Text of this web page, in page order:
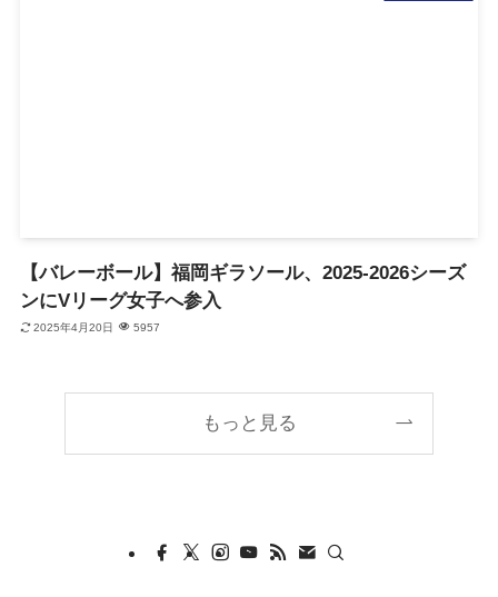
【バレーボール】福岡ギラソール、2025-2026シーズ
ンにVリーグ女子へ参入
2025年4月20日 5957
もっと見る